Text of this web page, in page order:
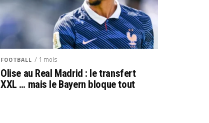
FOOTBALL / 1 mois
Olise au Real Madrid : le transfert
XXL … mais le Bayern bloque tout